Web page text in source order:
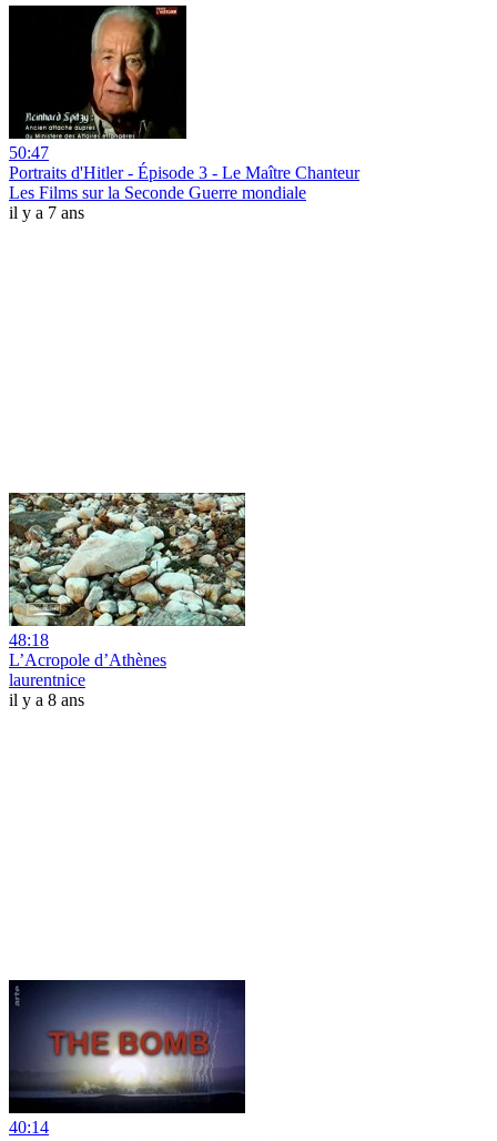
50:47
Portraits d'Hitler - Épisode 3 - Le Maître Chanteur
Les Films sur la Seconde Guerre mondiale
il y a 7 ans
48:18
L’Acropole d’Athènes
laurentnice
il y a 8 ans
40:14